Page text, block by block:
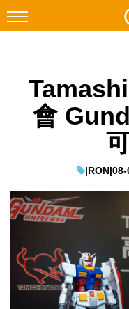
Facebook
科技焦點
教學評測
EduTech
IT Times
生成式AI與雲端應用
Enterprise Digital
會
|RON|08-